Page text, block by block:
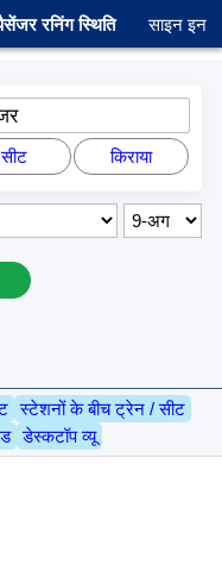
रनिंग स्थिति साइन इन
सीट किराया
स्टेशनों के बीच ट्रेन / सीट
डेस्कटॉप व्यू